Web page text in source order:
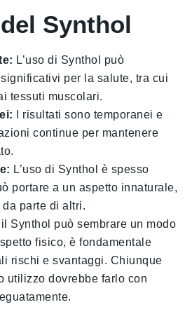
Synthol
L’uso di Synthol può
per la salute, tra cui
tessuti muscolari.
I risultati sono temporanei e
continue per mantenere
L’uso di Synthol è spesso
portare a un aspetto innaturale,
parte di altri.
Synthol può sembrare un modo
fisico, è fondamentale
rischi e svantaggi. Chiunque
utilizzo dovrebbe farlo con